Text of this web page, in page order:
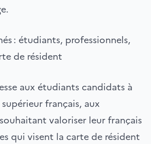
: étudiants, professionnels,
de résident
aux étudiants candidats à
supérieur français, aux
valoriser leur français
qui visent la carte de résident